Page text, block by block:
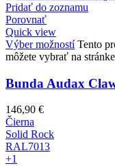
Pridať do zoznamu
Porovnať
Quick view
Výber možností Tento
môžete vybrať na
Bunda Audax
146,90 €
Čierna
Solid Rock
RAL7013
+1